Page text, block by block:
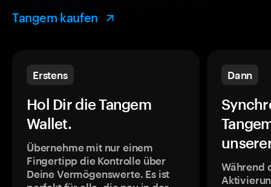
Tangem kaufen
Erstens
Hol Dir die Tangem
Wallet.
Übernehme mit nur einem
Fingertipp die Kontrolle über
Deine Vermögenswerte. Es ist
Dann
Während